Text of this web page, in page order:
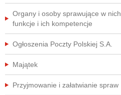
Organy i osoby sprawujące w nich
funkcje i ich kompetencje
Ogłoszenia Poczty Polskiej S.A.
Majątek
Przyjmowanie i załatwianie spraw